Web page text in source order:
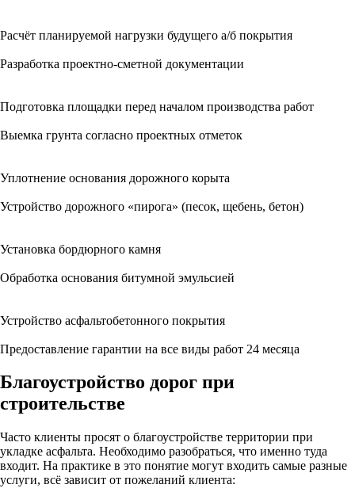
Расчёт планируемой нагрузки будущего а/б покрытия
Разработка проектно-сметной документации
Подготовка площадки перед началом производства работ
Выемка грунта согласно проектных отметок
Уплотнение основания дорожного корыта
Устройство дорожного «пирога» (песок, щебень, бетон)
Установка бордюрного камня
Обработка основания битумной эмульсией
Устройство асфальтобетонного покрытия
Предоставление гарантии на все виды работ 24 месяца
Благоустройство дорог при
строительстве
Часто клиенты просят о благоустройстве территории при
укладке асфальта. Необходимо разобраться, что именно туда
входит. На практике в это понятие могут входить самые разные
услуги, всё зависит от пожеланий клиента: